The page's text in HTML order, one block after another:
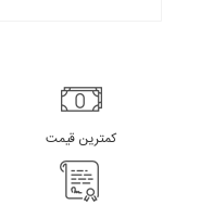
کمترین قیمت